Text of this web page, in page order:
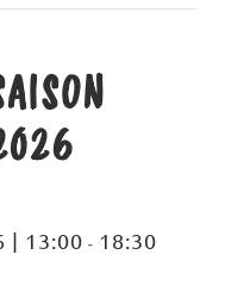
| 13:00 - 18:30